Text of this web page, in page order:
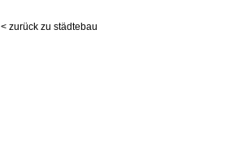
< zurück zu städtebau